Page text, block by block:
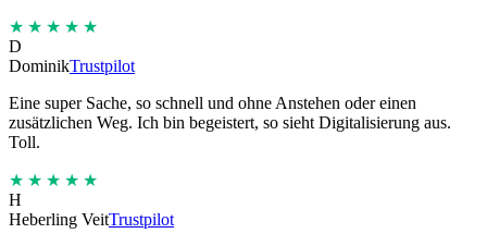
★★★★★
D
DominikTrustpilot
Eine super Sache, so schnell und ohne Anstehen oder einen
zusätzlichen Weg. Ich bin begeistert, so sieht Digitalisierung aus.
Toll.
★★★★★
H
Heberling VeitTrustpilot